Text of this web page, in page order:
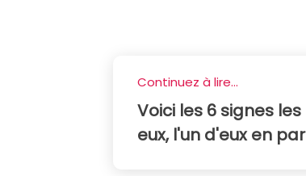
Continuez à lire...
Voici les 6 signes
eux, l'un d'eux en